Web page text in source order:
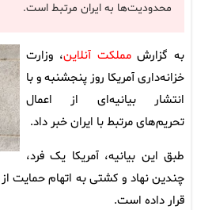
محدودیت‌ها به ایران مرتبط است.
به گزارشمملکت آنلاین، وزارت
خزانه‌داری آمریکا روز پنجشنبه و با
انتشار بیانیه‌ای از اعمال
تحریم‌های مرتبط با ایران خبر داد.
طبق این بیانیه، آمریکا یک فرد،
چندین نهاد و کشتی به اتهام حمایت
قرار داده است.